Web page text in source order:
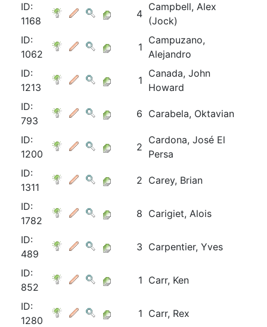
ID:
1168
4
Campbell, Alex
(Jock)
ID:
1062
1
Campuzano,
Alejandro
ID:
1213
1
Canada, John
Howard
ID:
793
6 Carabela, Oktavian
ID:
1200
2
Cardona, José El
Persa
ID:
1311
2 Carey, Brian
ID:
1782
8 Carigiet, Alois
ID:
489
3 Carpentier, Yves
ID:
852
1 Carr, Ken
ID:
1280
1 Carr, Rex